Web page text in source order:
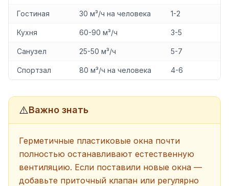
Гостиная 30 м³/ч на человека 1-2
Кухня 60-90 м³/ч 3-5
Санузел 25-50 м³/ч 5-7
Спортзал 80 м³/ч на человека 4-6
⚠️Важно знать
Герметичные пластиковые окна почти
полностью останавливают естественную
вентиляцию. Если поставили новые окна —
добавьте приточный клапан или регулярно